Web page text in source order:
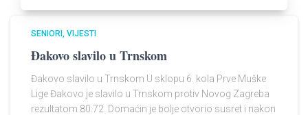
SENIORI VIJESTI
Đakovo slavilo u Trnskom
Đakovo slavilo u Trnskom U sklopu 6. kola Prve Muške
Lige Đakovo je slavilo u Trnskom protiv Novog Zagreba
rezultatom 80:72. Domaćin je bolje otvorio susret i nakon